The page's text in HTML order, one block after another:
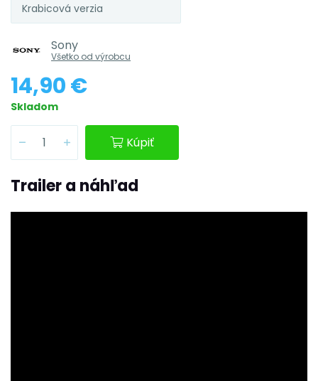
Krabicová verzia
Sony
Všetko od výrobcu
14,90 €
Skladom
Kúpiť
Trailer a náhľad